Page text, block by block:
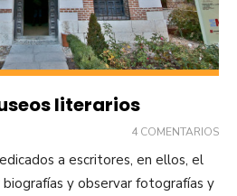
literarios
4 COMENTARIOS
a escritores, en ellos, el
y observar fotografías y